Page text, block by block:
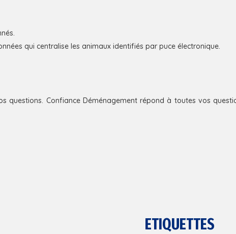
qui centralise les animaux identifiés par puce électronique.
questions. Confiance Déménagement répond à toutes vos
ETIQUETTES